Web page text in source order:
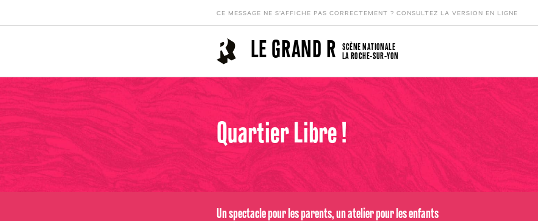
CE MESSAGE NE S’AFFICHE PAS CORRECTEMENT ? CONSULTEZ LA VERSION EN LIGNE
LE GRAND R
SCÈNE NATIONALE
LA ROCHE-SUR-YON
Quartier Libre !
Un spectacle pour les parents, un atelier pour les enfants